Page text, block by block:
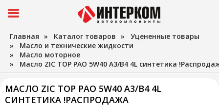
Главная » Каталог товаров » Уцененные товары
» Масло и технические жидкости
» Масло моторное
» Масло ZIC TOP PAO 5W40 A3/B4 4L синтетика
МАСЛО ZIC TOP PAO 5W40 A3/B4 4L
СИНТЕТИКА !РАСПРОДАЖА